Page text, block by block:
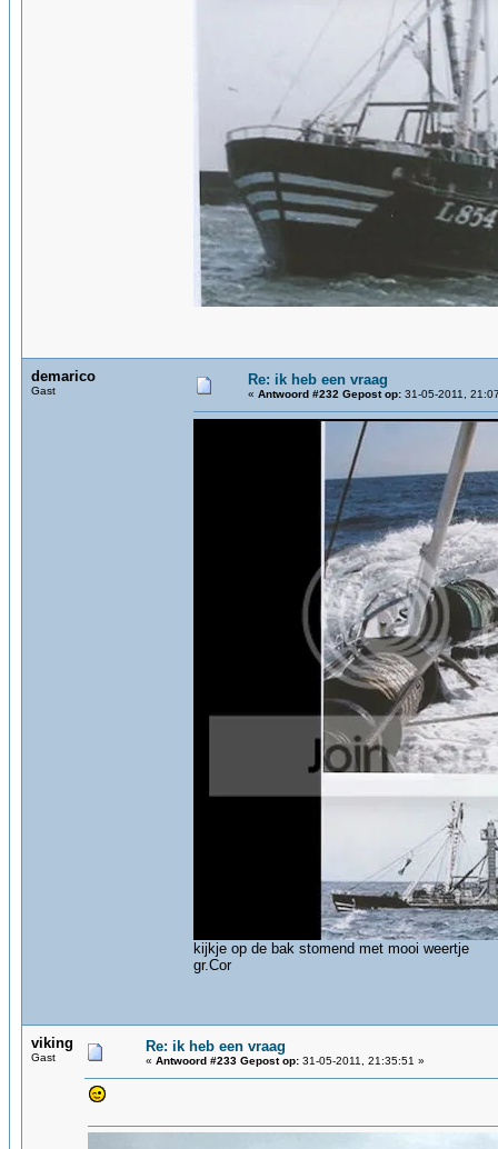
demarico
Gast
Re: ik heb een vraag
« Antwoord #232 Gepost op: 31-05-2011,
kijkje op de bak stomend met mooi weertje
gr.Cor
viking
Gast
Re: ik heb een vraag
« Antwoord #233 Gepost op: 31-05-2011, 21:35:51 »